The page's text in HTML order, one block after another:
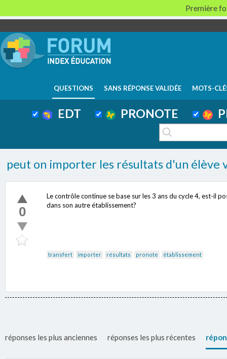
QUESTIONS SANS RÉPONSE VALIDÉE MOTS-
EDT PRONOTE
peut on importer les résultats d'un élève
0
Le contrôle continue se base sur les 3 ans du cycle 4, est-il
dans son autre établissement?
transfert importer résultats pronote établissement
réponses les plus anciennes réponses les plus récentes
Première